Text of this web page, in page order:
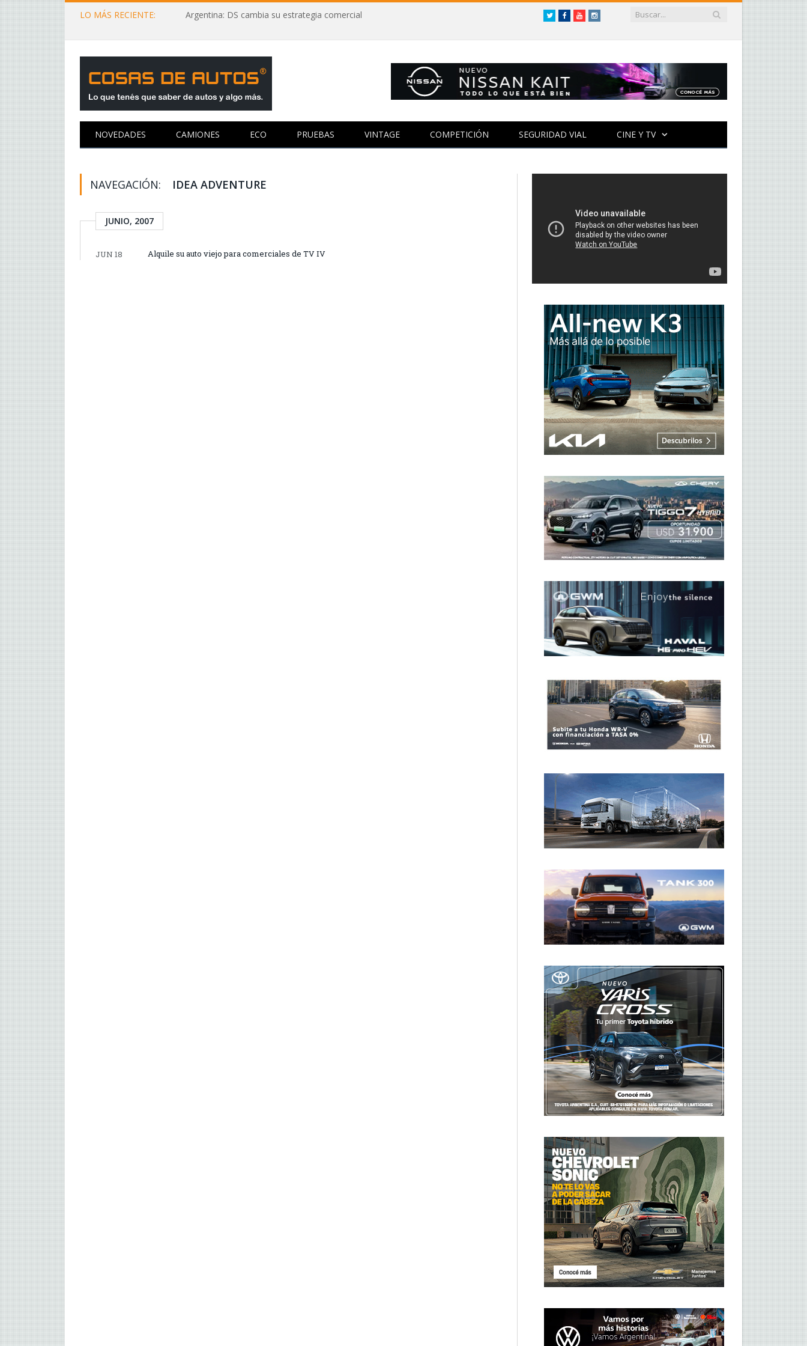
LO MÁS RECIENTE: Argentina: DS cambia su estrategia comercial TwitterFacebookYouTubeInstagram
NOVEDADES CAMIONES ECO PRUEBAS VINTAGE COMPETICIÓN SEGURIDAD VIAL CINE Y TV
NAVEGACIÓN: IDEA ADVENTURE
JUNIO, 2007
JUN 18 Alquile su auto viejo para comerciales de TV IV